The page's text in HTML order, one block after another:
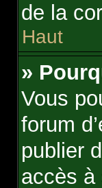
de la
Haut
»
Vous
forum
publier
accès à